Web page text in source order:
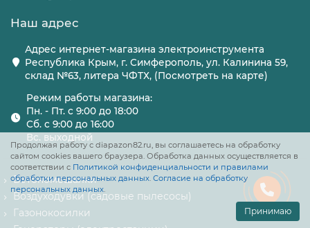
Продолжая работу с diapazon82.ru, вы соглашаетесь на обработку
сайтом cookies вашего браузера. Обработка данных осуществляется в
соответствии с Политикой конфиденциальности и правилами
обработки персональных данных. Согласие на обработку
персональных данных.
Принимаю
Наш адрес
Адрес интернет-магазина электроинструмента
Республика Крым, г. Симферополь, ул. Калинина 59,
склад №63, литера ЧФТХ, (Посмотреть на карте)
Режим работы магазина:
Пн. - Пт. с 9:00 до 18:00
Сб. с 9:00 до 16:00
Вс. выходной
Бетономешалки
Воздуходувки (садовые пылесосы)
Газонокосилки